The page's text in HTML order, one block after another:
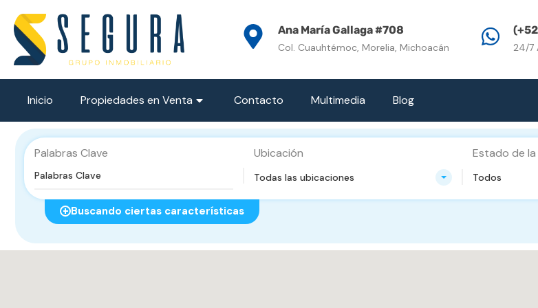
Ana María Gallaga #708
Col. Cuauhtémoc, Morelia, Michoacán 24/7
Inicio Propiedades en Venta Contacto Multimedia Blog
Palabras Clave Ubicación
Todas las ubicaciones
Estado de
Todos
Buscando ciertas características